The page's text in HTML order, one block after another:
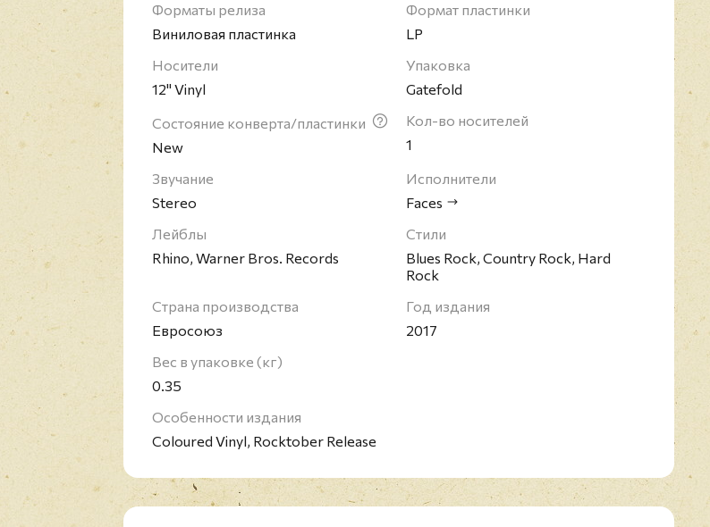
Форматы релиза
Виниловая пластинка
Формат пластинки
LP
Носители
12" Vinyl
Упаковка
Gatefold
Состояние конверта/пластинки
New
Кол-во носителей
1
Звучание
Stereo
Исполнители
Faces
Лейблы
Rhino, Warner Bros. Records
Стили
Blues Rock, Country Rock, Hard
Rock
Страна производства
Евросоюз
Год издания
2017
Вес в упаковке (кг)
0.35
Особенности издания
Coloured Vinyl, Rocktober Release